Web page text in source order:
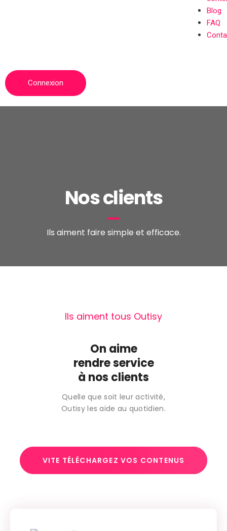
Blog
FAQ
Connexion
Nos clients
Ils aiment faire simple et efficace.
Ils aiment tous Outisy
On aime
rendre service
à nos clients
Quelle que soit leur activité,
Outisy les aide au quotidien.
VITE TÉLÉCHARGEZ VOS CONTENUS